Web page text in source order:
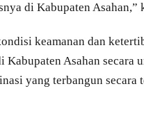
di Kabupaten
keamanan dan
Asahan secara
yang terbangun secara